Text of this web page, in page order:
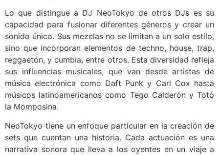
Lo que distingue a DJ NeoTokyo de otros DJs es su
capacidad para fusionar diferentes géneros y crear un
sonido único. Sus mezclas no se limitan a un solo estilo,
sino que incorporan elementos de techno, house, trap,
reggaetón, y cumbia, entre otros. Esta diversidad refleja
sus influencias musicales, que van desde artistas de
música electrónica como Daft Punk y Carl Cox hasta
músicos latinoamericanos como Tego Calderón y Totó
la Momposina.
NeoTokyo tiene un enfoque particular en la creación de
sets que cuentan una historia. Cada actuación es una
narrativa sonora que lleva a los oyentes en un viaje a